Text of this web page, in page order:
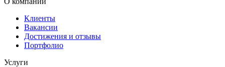
Клиенты
Вакансии
Достижения и отзывы
Портфолио
Услуги